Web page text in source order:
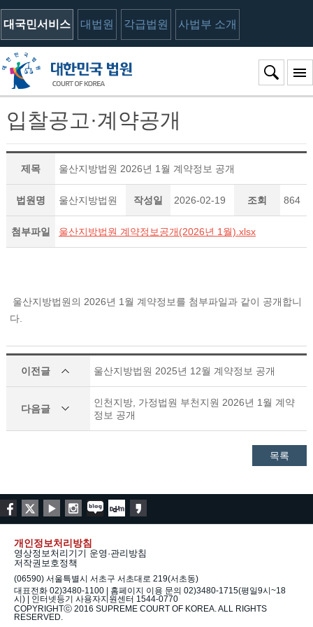
대국민서비스 대법원 각급법원 사법부 소개
입찰공고·계약공개
제목 울산지방법원 2026년 1월 계약정보 공개
법원명 울산지방법원 작성일 2026-02-19 조회 864
첨부파일 울산지방법원 계약정보공개(2026년 1월).xlsx
울산지방법원의 2026년 1월 계약정보를 첨부파일과 같이 공개합니
다.
이전글 울산지방법원 2025년 12월 계약정보 공개
다음글
인천지방, 가정법원 부천지원 2026년 1월 계약
정보 공개
목록
개인정보처리방침
영상정보처리기기 운영·관리방침
저작권보호정책
(06590) 서울특별시 서초구 서초대로 219(서초동)
대표전화 02)3480-1100 | 홈페이지 이용 문의 02)3480-1715(평일9시~18
시) | 인터넷등기 사용자지원센터 1544-0770
COPYRIGHTⓒ 2016 SUPREME COURT OF KOREA. ALL RIGHTS
RESERVED.